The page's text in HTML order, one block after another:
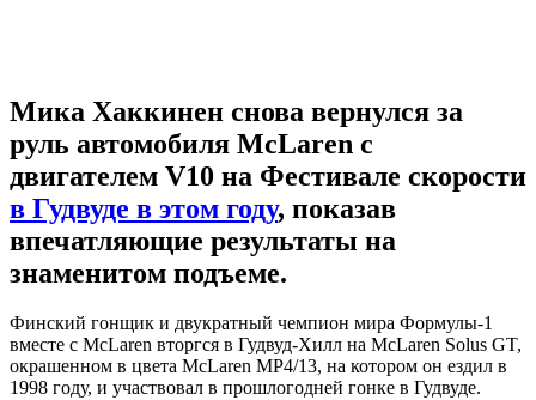
Мика Хаккинен снова вернулся за
руль автомобиля McLaren с
двигателем V10 на Фестивале скорости
в Гудвуде в этом году, показав
впечатляющие результаты на
знаменитом подъеме.
Финский гонщик и двукратный чемпион мира Формулы-1
вместе с McLaren вторгся в Гудвуд-Хилл на McLaren Solus GT,
окрашенном в цвета McLaren MP4/13, на котором он ездил в
1998 году, и участвовал в прошлогодней гонке в Гудвуде.